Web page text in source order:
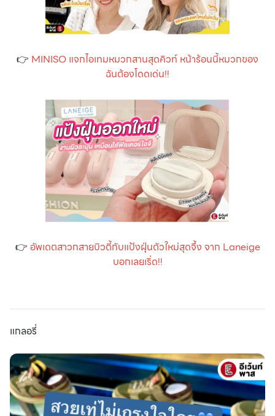
👉 MINISO แจกไอเทมหมวกสานสุดคิวท์ หน้าร้อนนี้หมวกของ
ฉันต้องโดดเด่น!!
👉 อัพเดตสาวกสายบิวตี้กับแป้งฝุ่นตัวใหม่สุดจึ้ง จาก Laneige
บอกเลยเริ่ด!!
แกลอรี่